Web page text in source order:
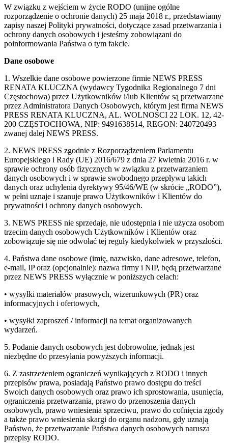
W związku z wejściem w życie RODO (unijne ogólne
rozporządzenie o ochronie danych) 25 maja 2018 r., przedstawiamy
zapisy naszej Polityki prywatności, dotyczące zasad przetwarzania i
ochrony danych osobowych i jesteśmy zobowiązani do
poinformowania Państwa o tym fakcie.
Dane osobowe
1. Wszelkie dane osobowe powierzone firmie NEWS PRESS
RENATA KLUCZNA (wydawcy Tygodnika Regionalnego 7 dni
Częstochowa) przez Użytkowników i/lub Klientów są przetwarzane
przez Administratora Danych Osobowych, którym jest firma NEWS
PRESS RENATA KLUCZNA, AL. WOLNOŚCI 22 LOK. 12, 42-
200 CZĘSTOCHOWA, NIP: 9491638514, REGON: 240720493
zwanej dalej NEWS PRESS.
2. NEWS PRESS zgodnie z Rozporządzeniem Parlamentu
Europejskiego i Rady (UE) 2016/679 z dnia 27 kwietnia 2016 r. w
sprawie ochrony osób fizycznych w związku z przetwarzaniem
danych osobowych i w sprawie swobodnego przepływu takich
danych oraz uchylenia dyrektywy 95/46/WE (w skrócie „RODO”),
w pełni uznaje i szanuje prawo Użytkowników i Klientów do
prywatności i ochrony danych osobowych.
3. NEWS PRESS nie sprzedaje, nie udostępnia i nie użycza osobom
trzecim danych osobowych Użytkowników i Klientów oraz
zobowiązuje się nie odwołać tej reguły kiedykolwiek w przyszłości.
4. Państwa dane osobowe (imię, nazwisko, dane adresowe, telefon,
e-mail, IP oraz (opcjonalnie): nazwa firmy i NIP, będą przetwarzane
przez NEWS PRESS wyłącznie w poniższych celach:
• wysyłki materiałów prasowych, wizerunkowych (PR) oraz
informacyjnych i ofertowych,
• wysyłki zaproszeń / informacji na temat organizowanych
wydarzeń.
5. Podanie danych osobowych jest dobrowolne, jednak jest
niezbędne do przesyłania powyższych informacji.
6. Z zastrzeżeniem ograniczeń wynikających z RODO i innych
przepisów prawa, posiadają Państwo prawo dostępu do treści
Swoich danych osobowych oraz prawo ich sprostowania, usunięcia,
ograniczenia przetwarzania, prawo do przenoszenia danych
osobowych, prawo wniesienia sprzeciwu, prawo do cofnięcia zgody
a także prawo wniesienia skargi do organu nadzoru, gdy uznają
Państwo, że przetwarzanie Państwa danych osobowych narusza
przepisy RODO.